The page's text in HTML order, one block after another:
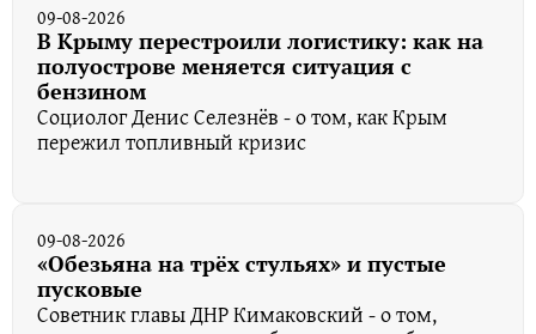
09-08-2026
В Крыму перестроили логистику: как на
полуострове меняется ситуация с
бензином
Социолог Денис Селезнёв - о том, как Крым
пережил топливный кризис
09-08-2026
«Обезьяна на трёх стульях» и пустые
пусковые
Советник главы ДНР Кимаковский - о том,